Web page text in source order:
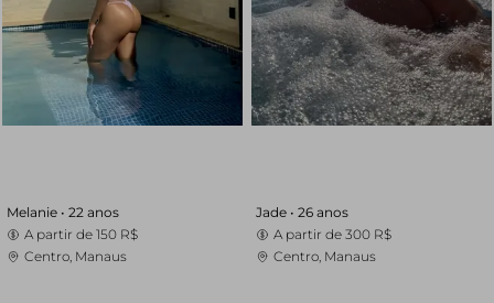
Melanie • 22 anos
A partir de 150 R$
Centro, Manaus
Jade • 26 anos
A partir de 300 R$
Centro, Manaus